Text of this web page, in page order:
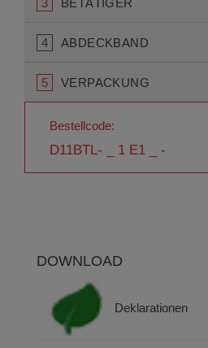
3 BETÄTIGER
4 ABDECKBAND
5 VERPACKUNG
Bestellcode:
D11BTL- _ 1 E1 _ -
DOWNLOAD
Deklarationen